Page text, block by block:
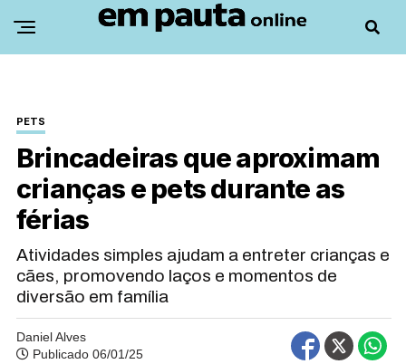
PETS
Brincadeiras que aproximam
crianças e pets durante as
férias
Atividades simples ajudam a entreter crianças e
cães, promovendo laços e momentos de
diversão em família
Daniel Alves
Publicado 06/01/25